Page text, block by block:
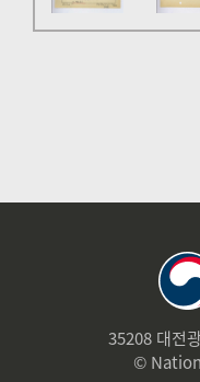
(02:05)10월 15일
계 지원하는 복지
(02:15)분단국이
(02:27)아울러 우
를 통해 선진국으
35208 대전
©